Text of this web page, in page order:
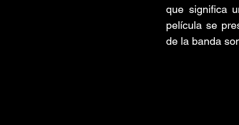
que significa
película se
de la banda